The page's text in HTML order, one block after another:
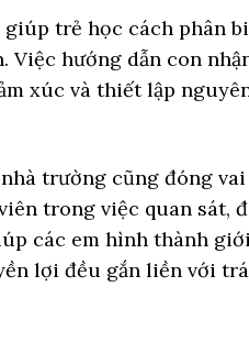
trẻ học cách phân
hướng dẫn con
xúc và thiết lập
trường cũng đóng
trong việc quan sát,
các em hình thành
lợi đều gắn liền với